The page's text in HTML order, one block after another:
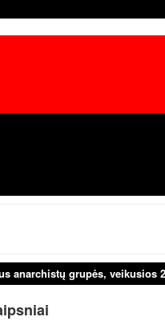
aktualijos
laisvoji
anarchistų grupės, veikusios